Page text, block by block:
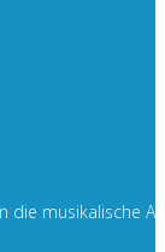
musikalische